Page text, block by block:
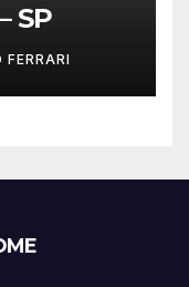
SP